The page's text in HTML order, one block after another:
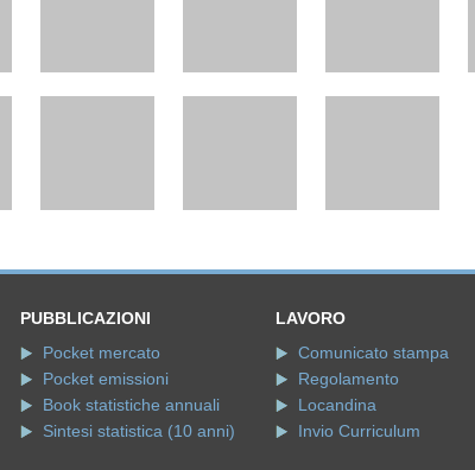
PUBBLICAZIONI
Pocket mercato
Pocket emissioni
Book statistiche annuali
Sintesi statistica (10 anni)
LAVORO
Comunicato stampa
Regolamento
Locandina
Invio Curriculum